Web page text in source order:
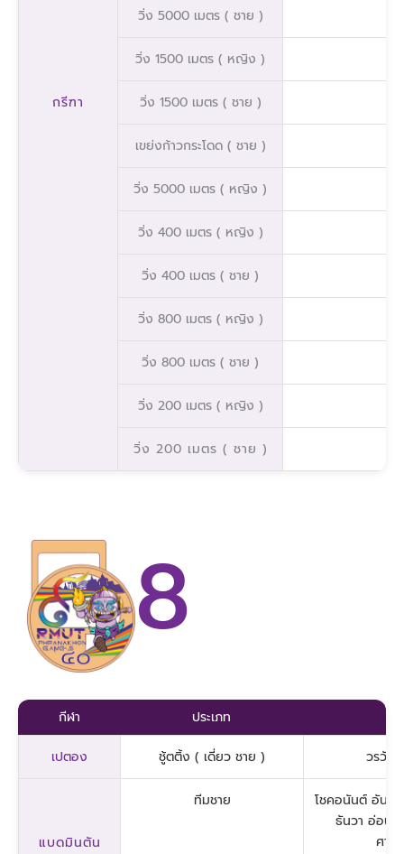
กรีฑา
วิ่ง 5000 เมตร ( ชาย )
วิ่ง 1500 เมตร ( หญิง )
วิ่ง 1500 เมตร ( ชาย )
เขย่งก้าวกระโดด ( ชาย )
วิ่ง 5000 เมตร ( หญิง )
วิ่ง 400 เมตร ( หญิง )
วิ่ง 400 เมตร ( ชาย )
วิ่ง 800 เมตร ( หญิง )
วิ่ง 800 เมตร ( ชาย )
วิ่ง 200 เมตร ( หญิง )
วิ่ง 200 เมตร ( ชาย )
8
กีฬา ประเภท
เปตอง ชู้ตติ้ง ( เดี่ยว ชาย ) วรวัฒ
แบดมินตัน
ทีมชาย
โชคอนันต์ อันโ
ธันวา อ่อน
ศาต